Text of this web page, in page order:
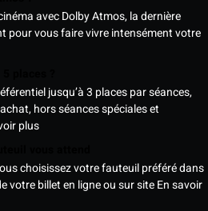
avec Dolby Atmos, la dernière
pour vous faire vivre intensément votre
jusqu’à 3 places par séances,
hors séances spéciales et
plus
choisissez votre fauteuil préféré dans
votre billet en ligne ou sur siteEn savoir